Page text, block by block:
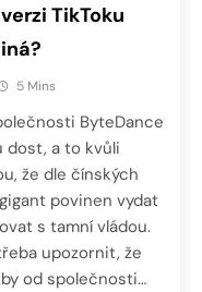
TikToku
5 Mins
ByteDance
dost, a to kvůli
že dle čínských
povinen vydat
s tamní vládou.
upozornit, že
od společnosti…